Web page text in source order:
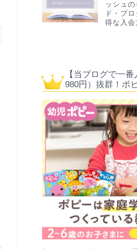
ッシュ
ド・プ
得な入
【当ブログで一
980円）抜群！ポ